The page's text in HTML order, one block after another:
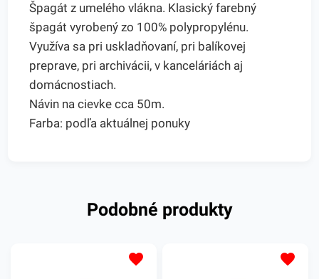
Špagát z umelého vlákna. Klasický farebný
špagát vyrobený zo 100% polypropylénu.
Využíva sa pri uskladňovaní, pri balíkovej
preprave, pri archivácii, v kanceláriách aj
domácnostiach.
Návin na cievke cca 50m.
Farba: podľa aktuálnej ponuky
Podobné produkty